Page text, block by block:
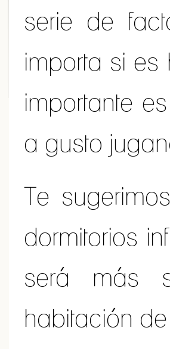
serie de
importa si
importante
a gusto
Te
dormitorios
será más
habitación